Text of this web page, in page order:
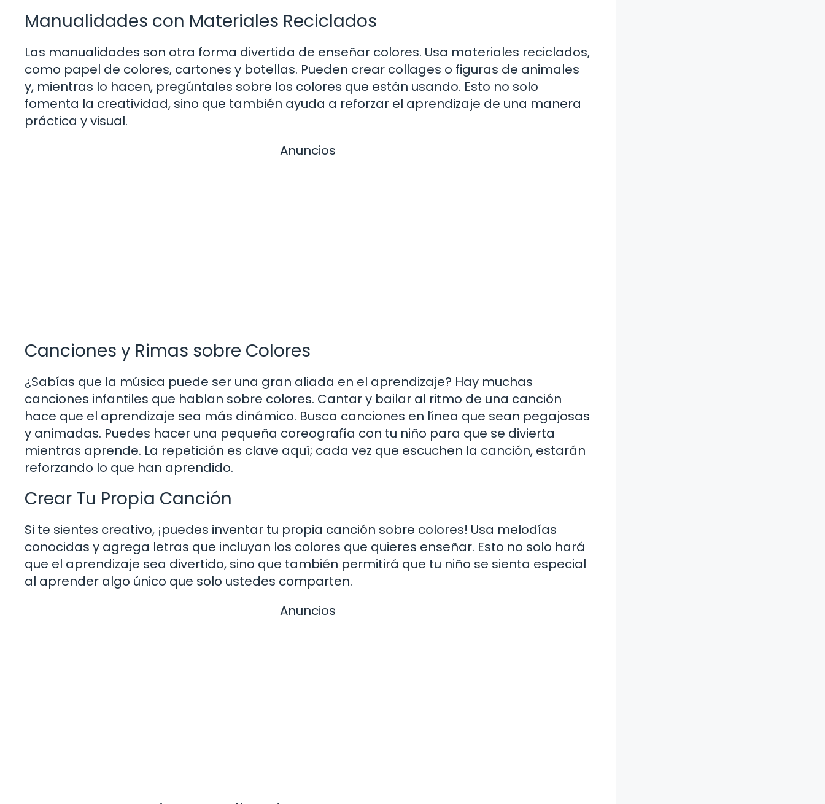
Manualidades con Materiales Reciclados
Las manualidades son otra forma divertida de enseñar colores. Usa materiales reciclados,
como papel de colores, cartones y botellas. Pueden crear collages o figuras de animales
y, mientras lo hacen, pregúntales sobre los colores que están usando. Esto no solo
fomenta la creatividad, sino que también ayuda a reforzar el aprendizaje de una manera
práctica y visual.
Anuncios
Canciones y Rimas sobre Colores
¿Sabías que la música puede ser una gran aliada en el aprendizaje? Hay muchas
canciones infantiles que hablan sobre colores. Cantar y bailar al ritmo de una canción
hace que el aprendizaje sea más dinámico. Busca canciones en línea que sean pegajosas
y animadas. Puedes hacer una pequeña coreografía con tu niño para que se divierta
mientras aprende. La repetición es clave aquí; cada vez que escuchen la canción, estarán
reforzando lo que han aprendido.
Crear Tu Propia Canción
Si te sientes creativo, ¡puedes inventar tu propia canción sobre colores! Usa melodías
conocidas y agrega letras que incluyan los colores que quieres enseñar. Esto no solo hará
que el aprendizaje sea divertido, sino que también permitirá que tu niño se sienta especial
al aprender algo único que solo ustedes comparten.
Anuncios